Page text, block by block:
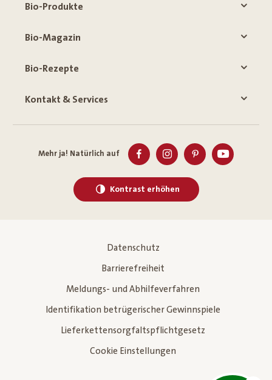
Bio-Produkte
Bio-Magazin
Bio-Rezepte
Kontakt & Services
Mehr ja! Natürlich auf
Kontrast erhöhen
Datenschutz
Barrierefreiheit
Meldungs- und Abhilfeverfahren
Identifikation betrügerischer Gewinnspiele
Lieferkettensorgfaltspflichtgesetz
Cookie Einstellungen